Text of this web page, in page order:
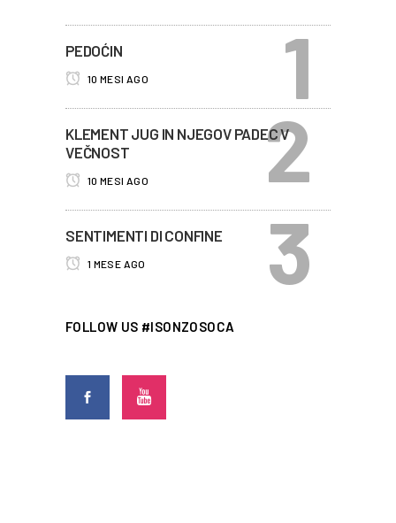
PEDOĆIN
10 MESI AGO
KLEMENT JUG IN NJEGOV PADEC V
VEČNOST
10 MESI AGO
SENTIMENTI DI CONFINE
1 MESE AGO
FOLLOW US #ISONZOSOCA